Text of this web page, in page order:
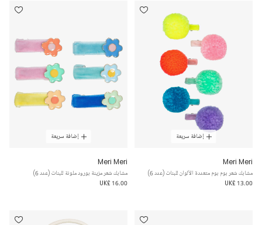
إضافة سريعة
Meri Meri
مشابك شعر بوم بوم متعددة الألوان للبنات (عدد 6)
UK£ 13.00
إضافة سريعة
Meri Meri
مشابك شعر مزينة بورود ملونة للبنات (عدد 6)
UK£ 16.00